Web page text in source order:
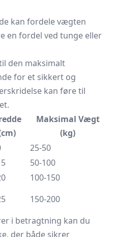
kan fordele vægten
en fordel ved tunge eller
den maksimalt
for et sikkert og
kan føre til
Maksimal Vægt
(kg)
25-50
50-100
100-150
150-200
i betragtning kan du
der både sikrer